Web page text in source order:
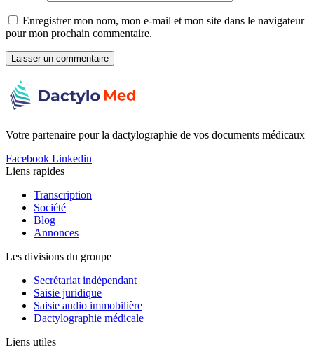
Enregistrer mon nom, mon e-mail et mon site dans le navigateur
pour mon prochain commentaire.
Votre partenaire pour la dactylographie de vos documents médicaux
Facebook Linkedin
Liens rapides
Transcription
Société
Blog
Annonces
Les divisions du groupe
Secrétariat indépendant
Saisie juridique
Saisie audio immobilière
Dactylographie médicale
Liens utiles